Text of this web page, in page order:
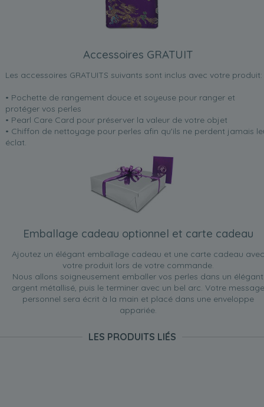
Accessoires GRATUIT
Les accessoires GRATUITS suivants sont inclus avec votre produit:
• Pochette de rangement douce et soyeuse pour ranger et
protéger vos perles
• Pearl Care Card pour préserver la valeur de votre objet
• Chiffon de nettoyage pour perles afin qu'ils ne perdent jamais
éclat.
Emballage cadeau optionnel et carte cadeau
Ajoutez un élégant emballage cadeau et une carte cadeau avec
votre produit lors de votre commande.
Nous allons soigneusement emballer vos perles dans un élégant
argent métallisé, puis le terminer avec un bel arc. Votre message
personnel sera écrit à la main et placé dans une enveloppe
appariée.
LES PRODUITS LIÉS